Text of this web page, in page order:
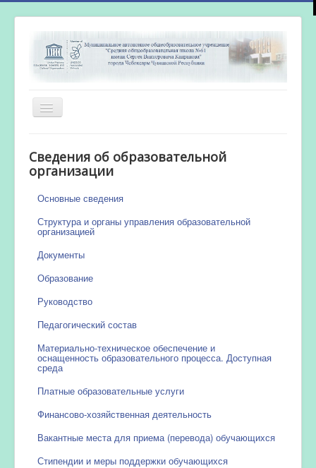
Включить/
выключить
Новости
Сведения об образовательной
организации
Основные сведения
Структура и органы управления образовательной
организацией
Документы
Образование
Руководство
Педагогический состав
Материально-техническое обеспечение и
оснащенность образовательного процесса. Доступная
среда
Платные образовательные услуги
Финансово-хозяйственная деятельность
Вакантные места для приема (перевода) обучающихся
Стипендии и меры поддержки обучающихся